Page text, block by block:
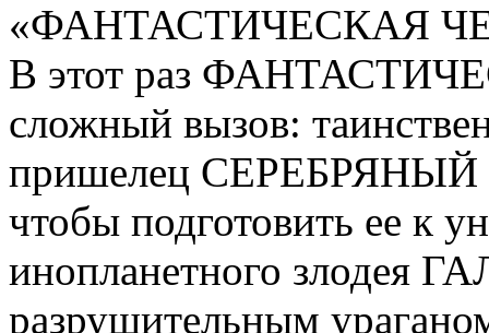
«ФАНТАСТИЧЕСКАЯ
В этот раз
сложный вызов:
пришелец СЕРЕБРЯНЫЙ
чтобы подготовить ее к
инопланетного злодея
разрушительным